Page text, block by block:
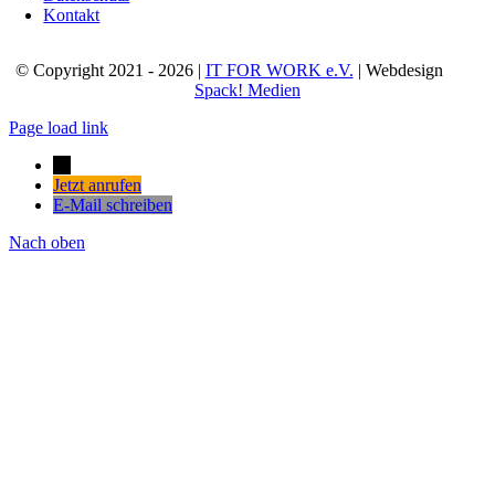
Kontakt
© Copyright 2021 - 2026 | IT FOR WORK e.V. | Webdesign
Spack! Medien
Page load link
Jetzt anrufen
E-Mail schreiben
Nach oben